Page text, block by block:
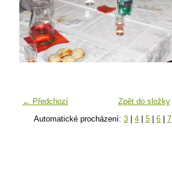
← Předchozí
Zpět do složky
Automatické procházení: 3 | 4 | 5 | 6 | 7